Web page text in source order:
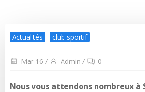
Actualités club sportif
Mar 16 / Admin / 0
Nous vous attendons nombreux à